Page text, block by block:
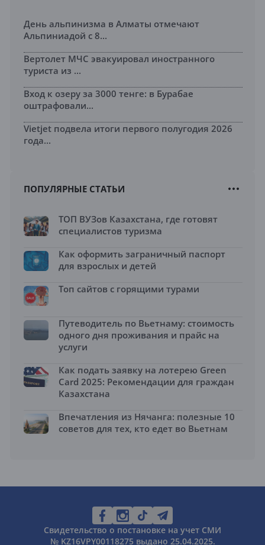
День альпинизма в Алматы отмечают
Альпиниадой с 8...
Вертолет МЧС эвакуировал иностранного
туриста из ...
Вход к озеру за 3000 тенге: в Бурабае
оштрафовали...
Vietjet подвела итоги первого полугодия 2026
года...
ПОПУЛЯРНЫЕ СТАТЬИ
ТОП ВУЗов Казахстана, где готовят
специалистов туризма
Как оформить заграничный паспорт
для взрослых и детей
Топ сайтов с горящими турами
Путеводитель по Вьетнаму: стоимость
одного дня проживания и прайс на
услуги
Как подать заявку на лотерею Green
Card 2025: Рекомендации для граждан
Казахстана
Впечатления из Нячанга: полезные 10
советов для тех, кто едет во Вьетнам
Свидетельство о постановке на учет СМИ
№ KZ16VPY00118275 выдано 25.04.2025.